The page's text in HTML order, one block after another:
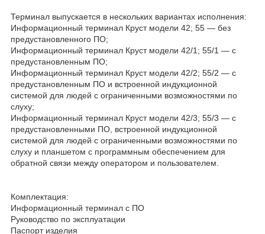
Терминал выпускается в нескольких вариантах исполнения:
Информационный терминал Круст модели 42; 55 — без
предустановленного ПО;
Информационный терминал Круст модели 42/1; 55/1 — с
предустановленным ПО;
Информационный терминал Круст модели 42/2; 55/2 — с
предустановленным ПО и встроенной индукционной
системой для людей с ограниченными возможностями по
слуху;
Информационный терминал Круст модели 42/3; 55/3 — с
предустановленными ПО, встроенной индукционной
системой для людей с ограниченными возможностями по
слуху и планшетом с программным обеспечением для
обратной связи между оператором и пользователем.
Комплектация:
Информационный терминал с ПО
Руководство по эксплуатации
Паспорт изделия